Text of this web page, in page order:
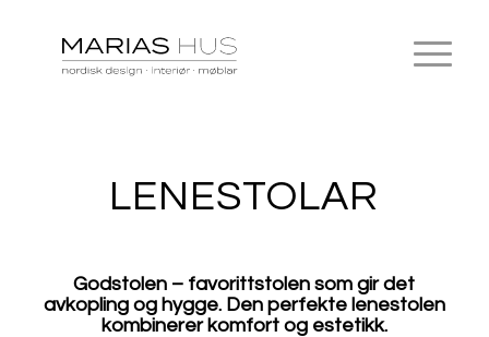
LENESTOLAR
Godstolen – favorittstolen som gir det
avkopling og hygge. Den perfekte lenestolen
kombinerer komfort og estetikk.